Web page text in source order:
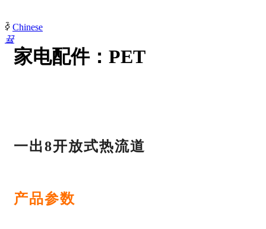
ꀅ Chinese
끀
道
-
关
家电配件：PET
一出8开放式热流道
产品参数